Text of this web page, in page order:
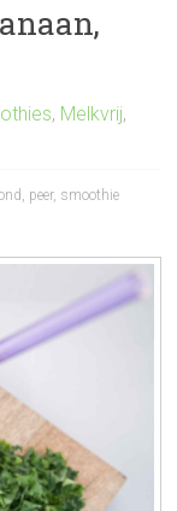
, Melkvrij,
peer, smoothie